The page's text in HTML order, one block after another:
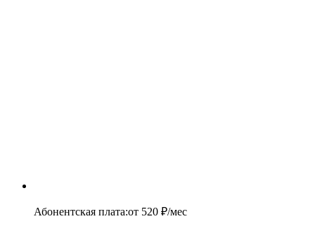
Абонентская плата:от 520 ₽/мес